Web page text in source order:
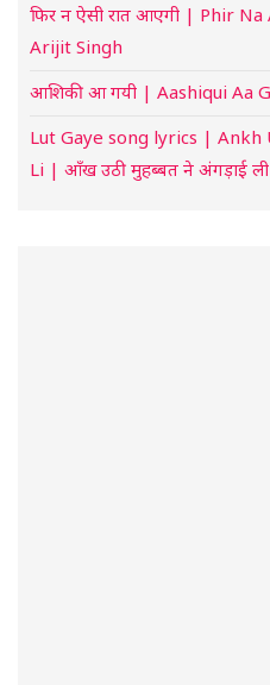
फिर न ऐसी रात आएगी | Phir
Arijit Singh
आशिकी आ गयी | Aashiqui Aa
Lut Gaye song lyrics |
Li | आँख उठी मुहब्बत ने अंगड़ाई ली